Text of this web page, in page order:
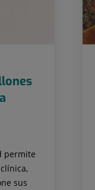
permite
sus